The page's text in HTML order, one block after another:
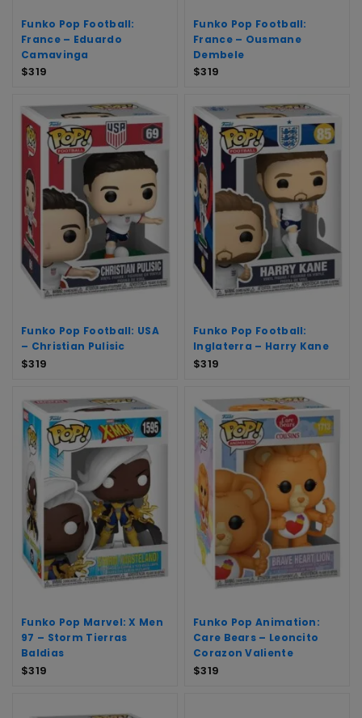
Funko Pop Football:
France – Eduardo
Camavinga
$319
Funko Pop Football:
France – Ousmane
Dembele
$319
Funko Pop Football: USA
– Christian Pulisic
$319
Funko Pop Football:
Inglaterra – Harry Kane
$319
Funko Pop Marvel: X Men
97 – Storm Tierras
Baldias
$319
Funko Pop Animation:
Care Bears – Leoncito
Corazon Valiente
$319